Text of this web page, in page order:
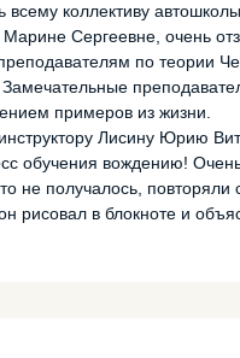
коллективу
Сергеевне, очень
по теории
примеров из жизни.
Лисину Юрию
обучения вождению!
не получалось, повторяли
рисовал в блокноте и